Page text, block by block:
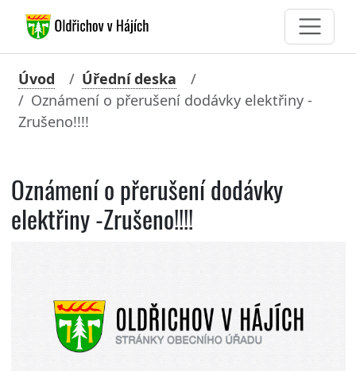
Úvod
Úřední deska
Oznámení o přerušení dodávky elektřiny -
Zrušeno!!!!
Oznámení o přerušení dodávky
elektřiny -Zrušeno!!!!